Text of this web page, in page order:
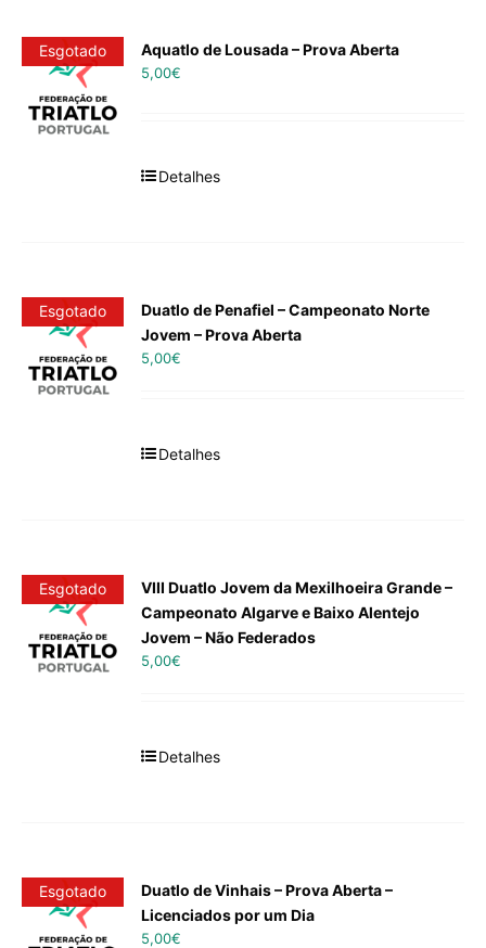
Esgotado Aquatlo de Lousada – Prova Aberta
5,00€
Detalhes
Esgotado
Duatlo de Penafiel – Campeonato Norte
Jovem – Prova Aberta
5,00€
Detalhes
Esgotado
VIII Duatlo Jovem da Mexilhoeira Grande –
Campeonato Algarve e Baixo Alentejo
Jovem – Não Federados
5,00€
Detalhes
Esgotado
Duatlo de Vinhais – Prova Aberta –
Licenciados por um Dia
5,00€